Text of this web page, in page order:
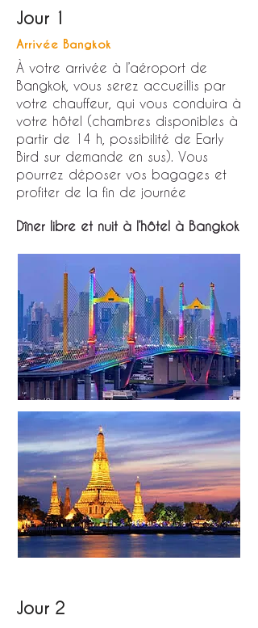
Jour 1
Arrivée Bangkok
À votre arrivée à l’aéroport de
Bangkok, vous serez accueillis par
votre chauffeur, qui vous conduira à
votre hôtel (chambres disponibles à
partir de 14 h, possibilité de Early
Bird sur demande en sus). Vous
pourrez déposer vos bagages et
profiter de la fin de journée
Dîner libre et nuit à l’hôtel à Bangkok
Jour 2